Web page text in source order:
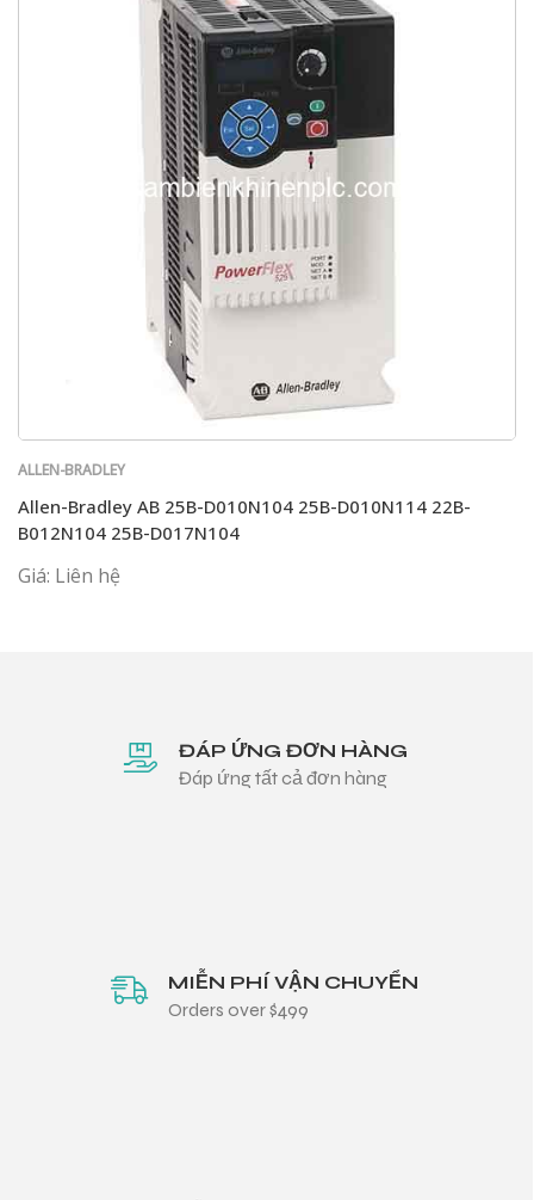
ALLEN-BRADLEY
Allen-Bradley AB 25B-D010N104 25B-D010N114 22B-
B012N104 25B-D017N104
Giá: Liên hệ
ĐÁP ỨNG ĐƠN HÀNG
Đáp ứng tất cả đơn hàng
MIỄN PHÍ VẬN CHUYỂN
Orders over $499